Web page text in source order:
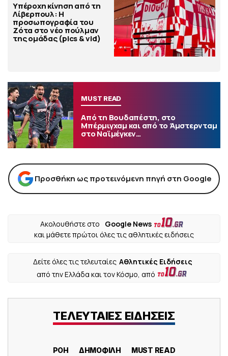
Υπέροχη κίνηση από τη
Λίβερπουλ: Η
προσωπογραφία του
Ζότα στο νέο πούλμαν
της ομάδας (pics & vid)
MUST READ
Από τη Βουδαπέστη, στο
Μπέρμιγχαμ και από το Άμστερνταμ
στο Ναϊμέγκεν…
Προσθήκη ως προτεινόμενη πηγή στη Google
Ακολουθήστε στο
Google News
και μάθετε πρώτοι όλες τις αθλητικές ειδήσεις
Δείτε όλες τις τελευταίες Αθλητικές Ειδήσεις
από την Ελλάδα και τον Κόσμο, από
ΤΕΛΕΥΤΑΙΕΣ ΕΙΔΗΣΕΙΣ
ΡΟΗ ΔΗΜΟΦΙΛΗ MUST READ